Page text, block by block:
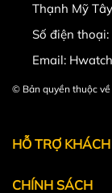
Thạnh Mỹ
Số điện thoại:
Email:
© Bản quyền thuộc về
HỖ TRỢ
CHÍNH SÁCH